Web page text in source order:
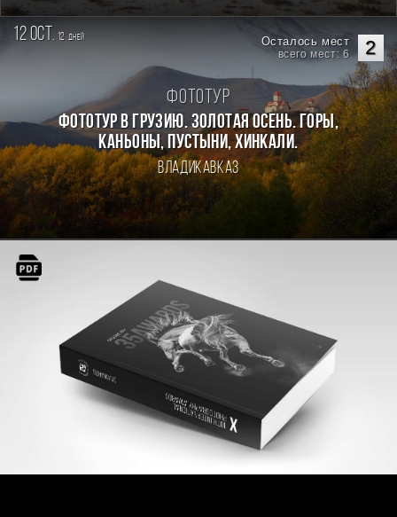
12 oct. 12 дней 2
Осталось мест
всего мест: 6
Фототур
Фототур в Грузию. Золотая осень. Горы,
каньоны, пустыни, хинкали.
Владикавказ